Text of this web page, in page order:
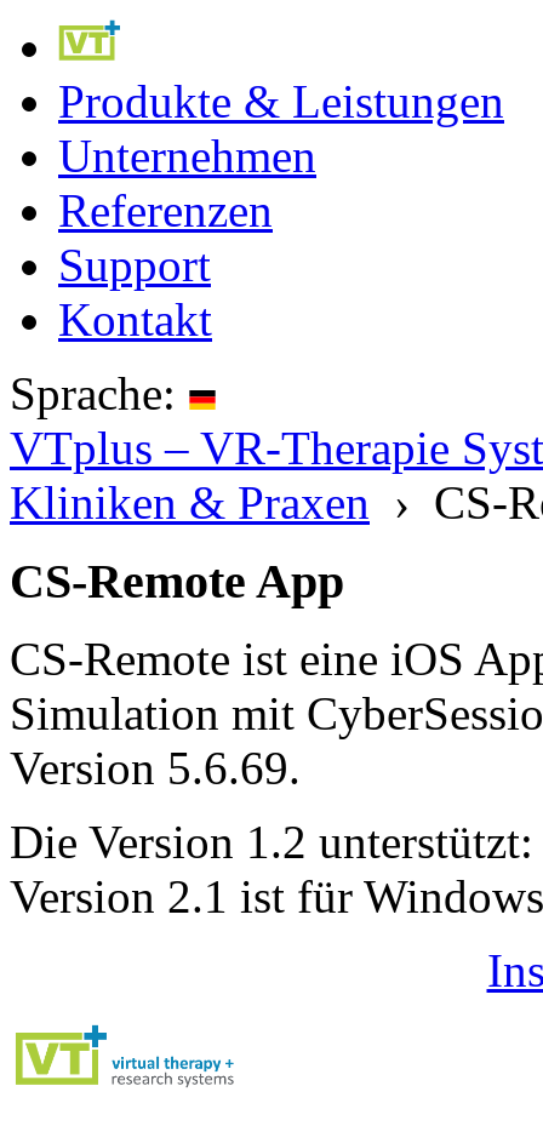
Produkte & Leistungen
Unternehmen
Referenzen
Support
Kontakt
Sprache:
VTplus – VR-Therapie
Kliniken & Praxen › CS-
CS-Remote App
CS-Remote ist eine iOS
Simulation mit
Version 5.6.69.
Die Version 1.2
Version 2.1 ist für